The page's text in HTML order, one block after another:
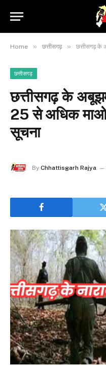
Home » छत्तीसगढ़ » छत्तीसगढ़ के
छत्तीसगढ़
छत्तीसगढ़ के
25 से अधिक
सूचना
By Chhattisgarh Rajya